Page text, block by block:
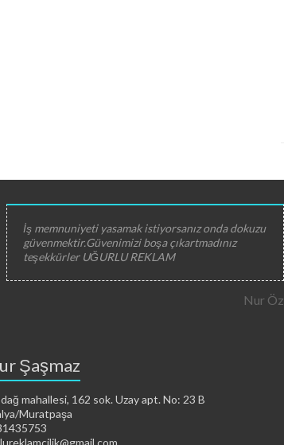
İş memnuniyeti yasamak istiyorsanız onda dokuzu
güvenmektir.Güvenimizi boşa çıkartmadınız
teşekkürler UĞURLU REKLAM
Nur Öz
Şaşmaz
mahallesi, 162 sok. Uzay apt. No: 23 B
Muratpaşa